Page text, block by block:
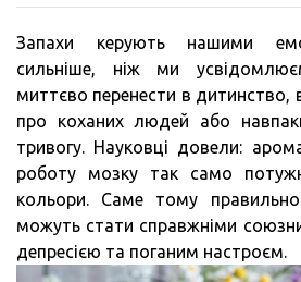
Запахи керують нашими
сильніше, ніж ми
миттєво перенести в дитинство,
про коханих людей або
тривогу. Науковці довели:
роботу мозку так само
кольори. Саме тому правильно
можуть стати справжніми
депресією та поганим настроєм.